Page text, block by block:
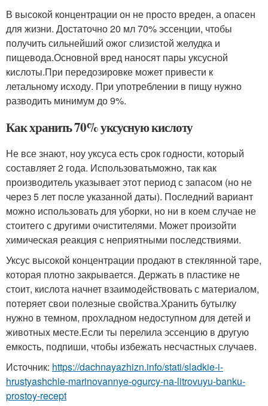
В высокой концентрации он не просто вреден, а опасен
для жизни. Достаточно 20 мл 70% эссенции, чтобы
получить сильнейший ожог слизистой желудка и
пищевода.Основной вред наносят пары уксусной
кислоты.При передозировке может привести к
летальному исходу. При употреблении в пищу нужно
разводить минимум до 9%.
Как хранить 70% уксусную кислоту
Не все знают, ноу уксуса есть срок годности, который
составляет 2 года. Использоватьможно, так как
производитель указывает этот период с запасом (но не
через 5 лет после указанной даты). Последний вариант
можно использовать для уборки, но ни в коем случае не
стоитего с другими очистителями. Может произойти
химическая реакция с неприятными последствиями.
Уксус высокой концентрации продают в стеклянной таре,
которая плотно закрывается. Держать в пластике не
стоит, кислота начнет взаимодействовать с материалом,
потеряет свои полезные свойства.Хранить бутылку
нужно в темном, прохладном недоступном для детей и
животных месте.Если ты перелила эссенцию в другую
емкость, подпиши, чтобы избежать несчастных случаев.
Источник: https://dachnayazhizn.info/stati/sladkie-i-
hrustyashchie-marinovannye-ogurcy-na-litrovuyu-banku-
prostoy-recept